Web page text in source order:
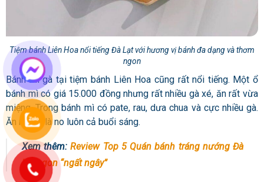
Tiệm bánh Liên Hoa nổi tiếng Đà Lạt với hương vị bánh đa dạng và thơm
ngon
Bánh mì gà tại tiệm bánh Liên Hoa cũng rất nổi tiếng. Một ổ
bánh mì có giá 15.000 đồng nhưng rất nhiều gà xé, ăn rất vừa
miệng. Trong bánh mì có pate, rau, dưa chua và cực nhiều gà.
Ăn một ổ là no luôn cả buổi sáng.
Xem thêm:Review Top 5 Quán bánh tráng nướng Đà
Lạt ngon “ngất ngây”